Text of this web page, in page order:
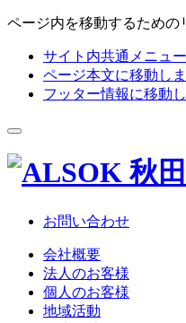
ページ内を移動するための
サイト内共通メニュ
ページ本文に移動し
フッター情報に移動
お問い合わせ
会社概要
法人のお客様
個人のお客様
地域活動